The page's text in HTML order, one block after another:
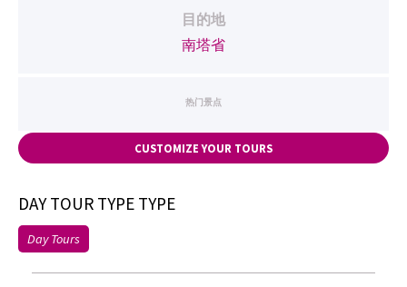
目的地
南塔省
热门景点
CUSTOMIZE YOUR TOURS
DAY TOUR TYPE TYPE
Day Tours